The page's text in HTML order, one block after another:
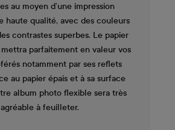
au moyen d’une impression
haute qualité, avec des couleurs
contrastes superbes. Le papier
mettra parfaitement en valeur vos
notamment par ses reflets
au papier épais et à sa surface
album photo flexible sera très
agréable à feuilleter.